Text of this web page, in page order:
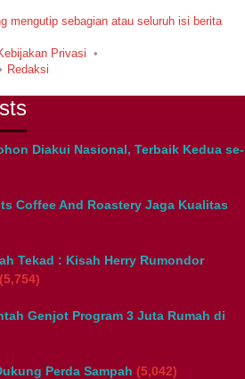
mengutip sebagian atau seluruh isi berita
Privasi
Redaksi
Diakui Nasional, Terbaik Kedua se-
Coffee And Roastery Jaga Kualitas
Tekad : Kisah Herry Rumondor
(5,754)
Genjot Program 3 Juta Rumah di
Perda Sampah (5,042)